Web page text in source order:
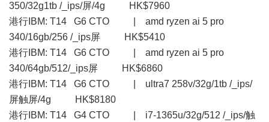
350/32g1tb /_ips/屏/4g HK$7960
港行IBM: T14 G6 CTO | amd ryzen ai 5 pro
340/16gb/256 /_ips屏 HK$5410
港行IBM: T14 G6 CTO | amd ryzen ai 5 pro
340/64gb/512/_ips屏 HK$6860
港行IBM: T14 G6 CTO | ultra7 258v/32g/1tb /_ips/
屏触屏/4g HK$8180
港行IBM: T14 G4 CTO | i7-1365u/32g/512 /_ips/触